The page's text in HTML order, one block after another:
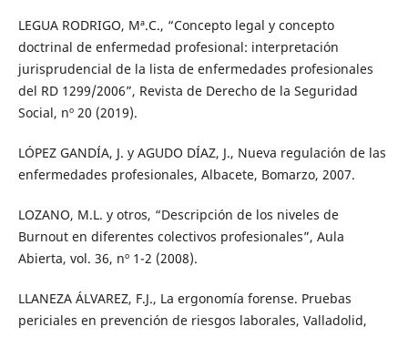
LEGUA RODRIGO, Mª.C., “Concepto legal y concepto
doctrinal de enfermedad profesional: interpretación
jurisprudencial de la lista de enfermedades profesionales
del RD 1299/2006”, Revista de Derecho de la Seguridad
Social, nº 20 (2019).
LÓPEZ GANDÍA, J. y AGUDO DÍAZ, J., Nueva regulación de las
enfermedades profesionales, Albacete, Bomarzo, 2007.
LOZANO, M.L. y otros, “Descripción de los niveles de
Burnout en diferentes colectivos profesionales”, Aula
Abierta, vol. 36, nº 1-2 (2008).
LLANEZA ÁLVAREZ, F.J., La ergonomía forense. Pruebas
periciales en prevención de riesgos laborales, Valladolid,